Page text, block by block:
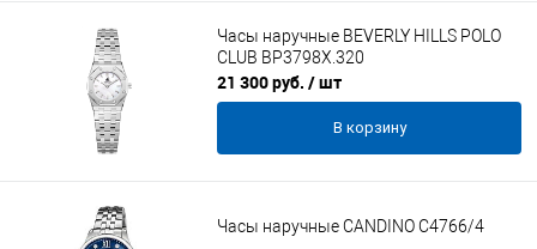
Часы наручные BEVERLY HILLS POLO
CLUB BP3798X.320
21 300 руб. / шт
В корзину
Часы наручные CANDINO C4766/4